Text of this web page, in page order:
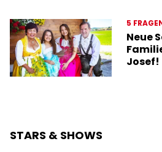
5
Neue
Josef!
STARS & SHOWS